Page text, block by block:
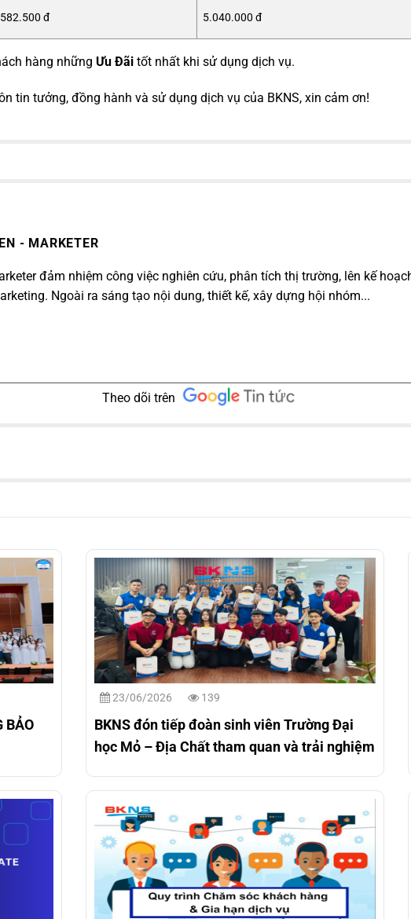
đ 5.040.000 đ
hàng những Ưu Đãi tốt nhất khi sử dụng dịch vụ.
tin tưởng, đồng hành và sử dụng dịch vụ của BKNS, xin cảm ơn!
- MARKETER
đảm nhiệm công việc nghiên cứu, phân tích thị trường, lên kế
Ngoài ra sáng tạo nội dung, thiết kế, xây dựng hội nhóm...
Theo dõi trên
BẢO
23/06/2026 139
BKNS đón tiếp đoàn sinh viên Trường Đại
học Mỏ – Địa Chất tham quan và trải nghiệm